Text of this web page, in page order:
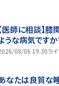
医師に相談】
うな病気ですか
08/06 19:30ラ
なたは良質な